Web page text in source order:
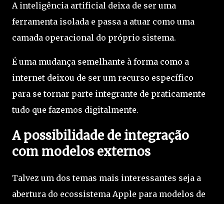
A inteligência artificial deixa de ser uma
ferramenta isolada e passa a atuar como uma
camada operacional do próprio sistema.
É uma mudança semelhante à forma como a
internet deixou de ser um recurso específico
para se tornar parte integrante de praticamente
tudo que fazemos digitalmente.
A possibilidade de integração
com modelos externos
Talvez um dos temas mais interessantes seja a
abertura do ecossistema Apple para modelos de